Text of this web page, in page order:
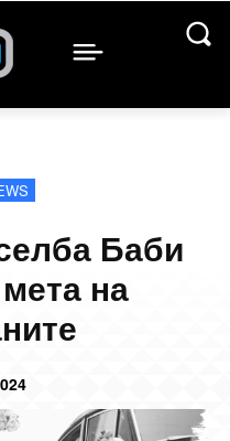
Баби
на